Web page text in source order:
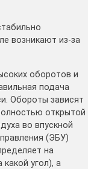
возникают из-за
оборотов и
подача
Обороты зависят
открытой
во впускной
(ЭБУ)
на
угол), а